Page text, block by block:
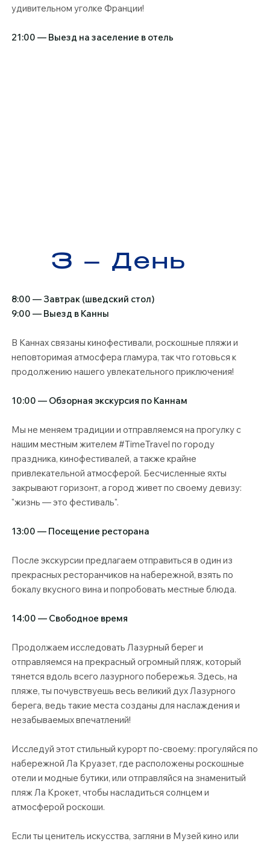
удивительном уголке Франции!
21:00 — Выезд на заселение в отель
3 – День
8:00 — Завтрак (шведский стол)
9:00 — Выезд в Канны
В Каннах связаны кинофестивали, роскошные пляжи и
неповторимая атмосфера гламура, так что готовься к
продолжению нашего увлекательного приключения!
10:00 — Обзорная экскурсия по Каннам
Мы не меняем традиции и отправляемся на прогулку с
нашим местным жителем #TimeTravel по городу
праздника, кинофестивалей, а также крайне
привлекательной атмосферой. Бесчисленные яхты
закрывают горизонт, а город живет по своему девизу:
"жизнь — это фестиваль".
13:00 — Посещение ресторана
После экскурсии предлагаем отправиться в один из
прекрасных ресторанчиков на набережной, взять по
бокалу вкусного вина и попробовать местные блюда.
14:00 — Свободное время
Продолжаем исследовать Лазурный берег и
отправляемся на прекрасный огромный пляж, который
тянется вдоль всего лазурного побережья. Здесь, на
пляже, ты почувствуешь весь великий дух Лазурного
берега, ведь такие места созданы для наслаждения и
незабываемых впечатлений!
Исследуй этот стильный курорт по-своему: прогуляйся по
набережной Ла Круазет, где расположены роскошные
отели и модные бутики, или отправляйся на знаменитый
пляж Ла Крокет, чтобы насладиться солнцем и
атмосферой роскоши.
Если ты ценитель искусства, загляни в Музей кино или